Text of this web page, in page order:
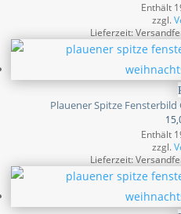
Enthält
zzgl.
Lieferzeit:
Plauener Spitze
Enthält
zzgl.
Lieferzeit: